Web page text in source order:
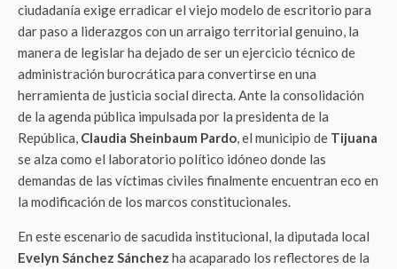
ciudadanía exige erradicar el viejo modelo de escritorio para
dar paso a liderazgos con un arraigo territorial genuino, la
manera de legislar ha dejado de ser un ejercicio técnico de
administración burocrática para convertirse en una
herramienta de justicia social directa. Ante la consolidación
de la agenda pública impulsada por la presidenta de la
República, Claudia Sheinbaum Pardo, el municipio de Tijuana
se alza como el laboratorio político idóneo donde las
demandas de las víctimas civiles finalmente encuentran eco en
la modificación de los marcos constitucionales.
En este escenario de sacudida institucional, la diputada local
Evelyn Sánchez Sánchez ha acaparado los reflectores de la